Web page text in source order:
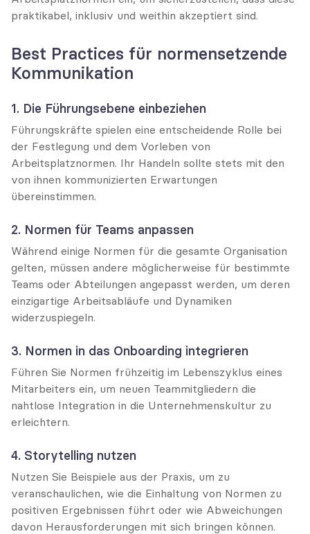
praktikabel, inklusiv und weithin akzeptiert sind.
Best Practices für normensetzende
Kommunikation
1. Die Führungsebene einbeziehen
Führungskräfte spielen eine entscheidende Rolle bei
der Festlegung und dem Vorleben von
Arbeitsplatznormen. Ihr Handeln sollte stets mit den
von ihnen kommunizierten Erwartungen
übereinstimmen.
2. Normen für Teams anpassen
Während einige Normen für die gesamte Organisation
gelten, müssen andere möglicherweise für bestimmte
Teams oder Abteilungen angepasst werden, um deren
einzigartige Arbeitsabläufe und Dynamiken
widerzuspiegeln.
3. Normen in das Onboarding integrieren
Führen Sie Normen frühzeitig im Lebenszyklus eines
Mitarbeiters ein, um neuen Teammitgliedern die
nahtlose Integration in die Unternehmenskultur zu
erleichtern.
4. Storytelling nutzen
Nutzen Sie Beispiele aus der Praxis, um zu
veranschaulichen, wie die Einhaltung von Normen zu
positiven Ergebnissen führt oder wie Abweichungen
davon Herausforderungen mit sich bringen können.